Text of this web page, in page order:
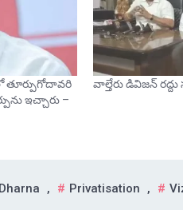
తూర్పుగోదావరి
ఇచ్చారు –
వాల్తేరు డివిజన్
Dharna , Privatisation ,